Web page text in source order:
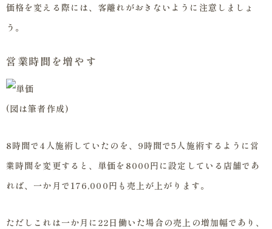
価格を変える際には、客離れがおきないように注意しましょ
う。
営業時間を増やす
(図は筆者作成)
8時間で4人施術していたのを、9時間で5人施術するように営
業時間を変更すると、単価を8000円に設定している店舗であ
れば、一か月で176,000円も売上が上がります。
ただしこれは一か月に22日働いた場合の売上の増加幅であり、